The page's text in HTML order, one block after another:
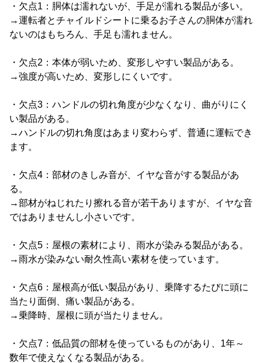
・欠点1：胴体は濡れないが、手足が濡れる製品が多い。
→運転者とチャイルドシートに乗るお子さんの胴体が濡れ
ないのはもちろん、手足も濡れません。
・欠点2：本体が弱いため、変形しやすい製品がある。
→強度が高いため、変形しにくいです。
・欠点3：ハンドルの切れ角度が少なくなり、曲がりにく
い製品がある。
→ハンドルの切れ角度はあまり変わらず、普通に運転でき
ます。
・欠点4：部材のきしみ音が、イヤな音がする製品があ
る。
→部材がねじれたり擦れる音が若干ありますが、イヤな音
ではありませんし小さいです。
・欠点5：屋根の素材により、雨水が染みる製品がある。
→雨水が染みない耐久性高い素材を使っています。
・欠点6：屋根高が低い製品があり、乗降するたびに頭に
当たり面倒、痛い製品がある。
→乗降時、屋根に頭が当たりません。
・欠点7：低品質の部材を使っているものがあり、1年～
数年で使えなくなる製品がある。